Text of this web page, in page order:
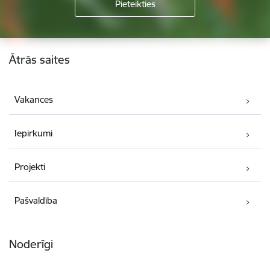
Kājene
Ātrās saites
Vakances
Iepirkumi
Projekti
Pašvaldība
Noderīgi